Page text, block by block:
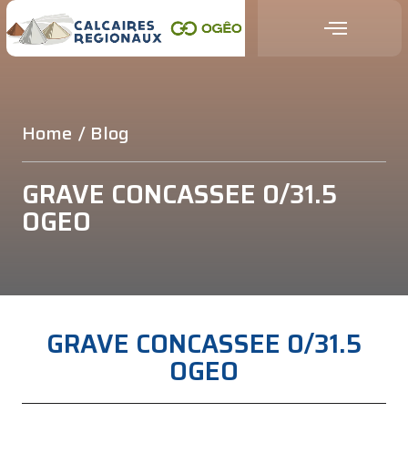
Home / Blog
GRAVE CONCASSEE 0/31.5
OGEO
GRAVE CONCASSEE 0/31.5
OGEO